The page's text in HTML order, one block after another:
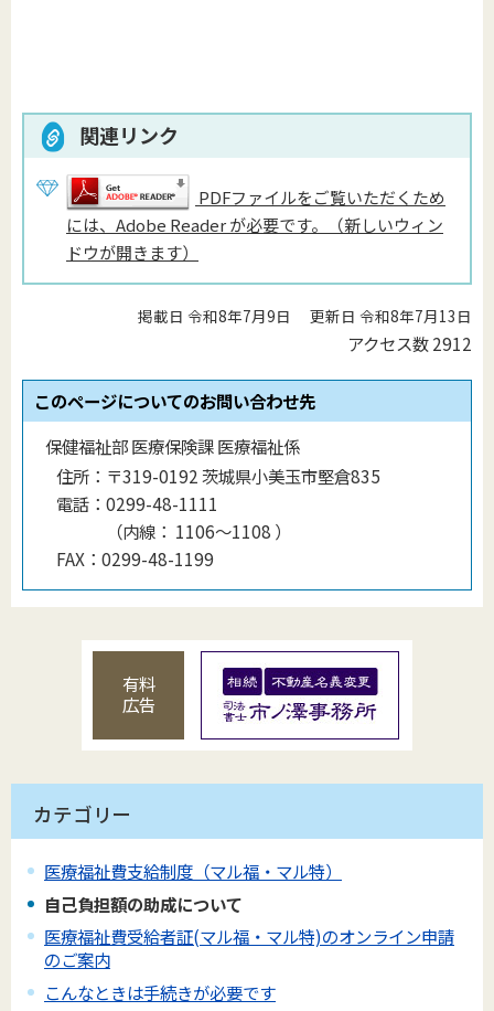
関連リンク
PDFファイルをご覧いただくため
には、Adobe Reader が必要です。（新しいウィン
ドウが開きます）
掲載日 令和8年7月9日 更新日 令和8年7月13日
アクセス数2912
このページについてのお問い合わせ先
保健福祉部 医療保険課 医療福祉係
住所： 〒319-0192 茨城県小美玉市堅倉835
電話： 0299-48-1111
（内線 ： 1106～1108 ）
FAX： 0299-48-1199
有料
広告
カテゴリー
医療福祉費支給制度（マル福・マル特）
自己負担額の助成について
医療福祉費受給者証(マル福・マル特)のオンライン申請
のご案内
こんなときは手続きが必要です